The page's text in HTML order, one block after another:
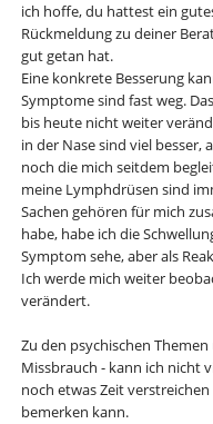
ich hoffe, du hattest ein
Rückmeldung zu deiner
gut getan hat.
Eine konkrete Besserung
Symptome sind fast weg.
bis heute nicht weiter
in der Nase sind viel besser,
noch die mich seitdem
meine Lymphdrüsen sind
Sachen gehören für mich
habe, habe ich die
Symptom sehe, aber als
Ich werde mich weiter
verändert.
Zu den psychischen
Missbrauch - kann ich nicht
noch etwas Zeit
bemerken kann.